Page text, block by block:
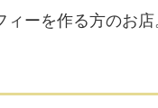
ーを作る方のお